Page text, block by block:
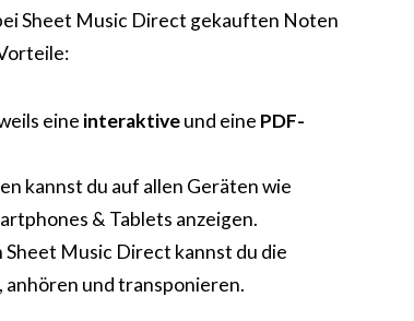
Sheet Music Direct gekauften Noten
eine interaktiveund eine PDF-
kannst du auf allen Geräten wie
& Tablets anzeigen.
Sheet Music Direct kannst du die
und transponieren.